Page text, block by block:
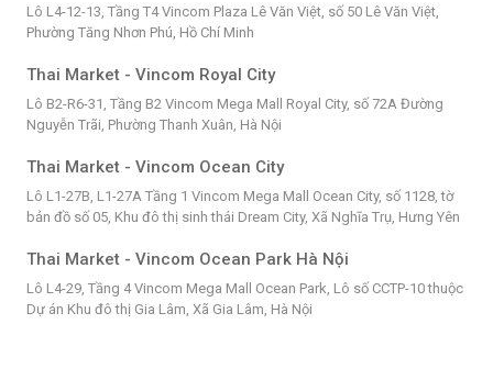
Lô L4-12-13, Tầng T4 Vincom Plaza Lê Văn Việt, số 50 Lê Văn Việt,
Phường Tăng Nhơn Phú, Hồ Chí Minh
Thai Market - Vincom Royal City
Lô B2-R6-31, Tầng B2 Vincom Mega Mall Royal City, số 72A Đường
Nguyễn Trãi, Phường Thanh Xuân, Hà Nội
Thai Market - Vincom Ocean City
Lô L1-27B, L1-27A Tầng 1 Vincom Mega Mall Ocean City, số 1128, tờ
bản đồ số 05, Khu đô thị sinh thái Dream City, Xã Nghĩa Trụ, Hưng Yên
Thai Market - Vincom Ocean Park Hà Nội
Lô L4-29, Tầng 4 Vincom Mega Mall Ocean Park, Lô số CCTP-10 thuộc
Dự án Khu đô thị Gia Lâm, Xã Gia Lâm, Hà Nội